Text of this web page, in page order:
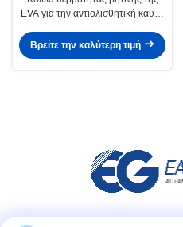
EVA για την αντιολισθητική καυτή
υφάσματος
Βρείτε την καλύτερη τιμή